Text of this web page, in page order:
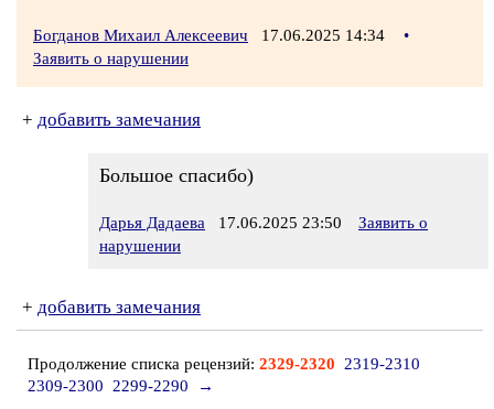
Богданов Михаил Алексеевич 17.06.2025 14:34
•
Заявить о нарушении
+ добавить замечания
Большое спасибо)
Дарья Дадаева 17.06.2025 23:50
Заявить о
нарушении
+ добавить замечания
Продолжение списка рецензий: 2329-2320
2319-2310
2309-2300
2299-2290 →